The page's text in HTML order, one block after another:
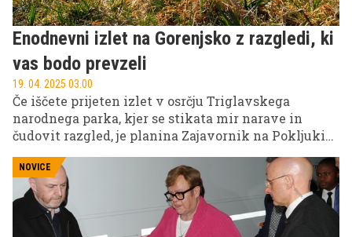
Enodnevni izlet na Gorenjsko z razgledi, ki
vas bodo prevzeli
19. 04. 2025 03.00
Če iščete prijeten izlet v osrčju Triglavskega
narodnega parka, kjer se stikata mir narave in
čudovit razgled, je planina Zajavornik na Pokljuki
NOVICE